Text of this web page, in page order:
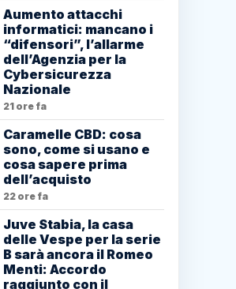
Aumento attacchi
informatici: mancano i
“difensori”, l’allarme
dell’Agenzia per la
Cybersicurezza
Nazionale
21 ore fa
Caramelle CBD: cosa
sono, come si usano e
cosa sapere prima
dell’acquisto
22 ore fa
Juve Stabia, la casa
delle Vespe per la serie
B sarà ancora il Romeo
Menti: Accordo
raggiunto con il